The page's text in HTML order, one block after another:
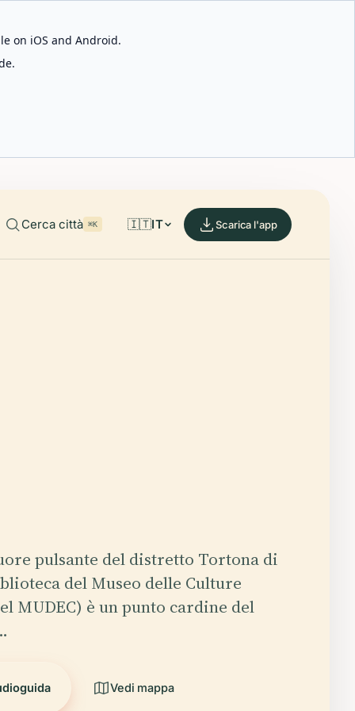
on iOS and Android.
Cerca città ⌘K 🇮🇹IT Scarica l'app
pulsante del distretto Tortona di
del Museo delle Culture
MUDEC) è un punto cardine del
Vedi mappa